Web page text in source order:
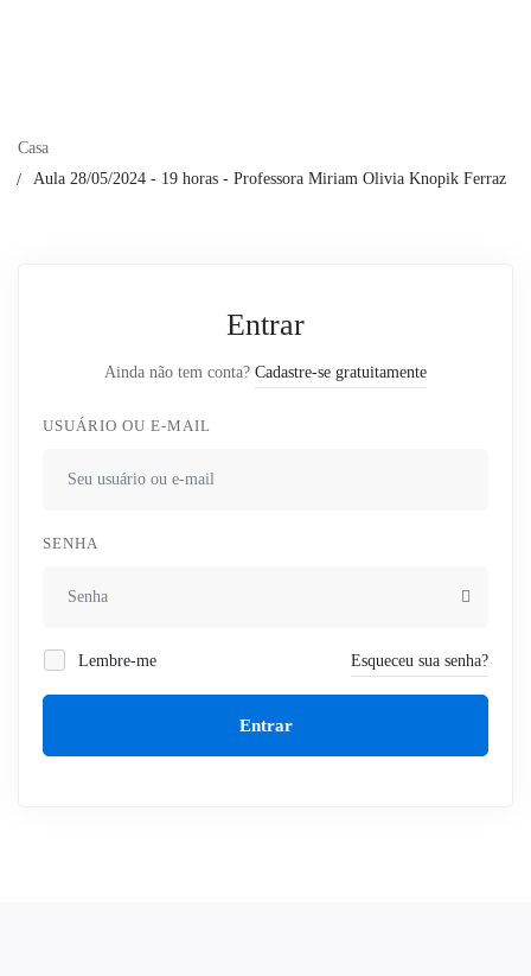
Casa
Aula 28/05/2024 - 19 horas - Professora Miriam Olivia Knopik Ferraz
Entrar
Ainda não tem conta? Cadastre-se gratuitamente
USUÁRIO OU E-MAIL
SENHA
Lembre-me Esqueceu sua senha?
Entrar